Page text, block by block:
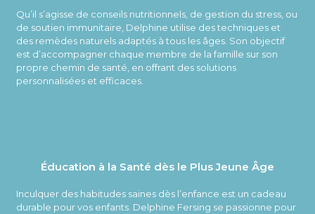
Qu’il s’agisse de conseils nutritionnels, de gestion du stress, ou
de soutien immunitaire, Delphine utilise des techniques et
des remèdes naturels adaptés à tous les âges. Son objectif
est d’accompagner chaque membre de la famille sur son
propre chemin de santé, en offrant des solutions
personnalisées et efficaces.
Éducation à la Santé dès le Plus Jeune Âge
Inculquer des habitudes saines dès l’enfance est un cadeau
durable pour vos enfants. Delphine Fersing se passionne pour